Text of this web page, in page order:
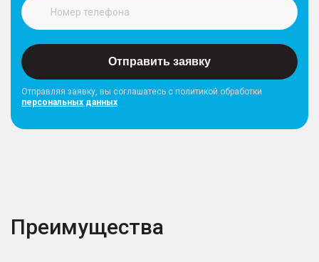
Отправить заявку
Отправляя заявку, вы соглашатесь с политикой обработки
персональных данных
Преимущества